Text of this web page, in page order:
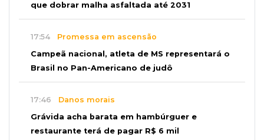
que dobrar malha asfaltada até 2031
17:54 Promessa em ascensão
Campeã nacional, atleta de MS representará o
Brasil no Pan-Americano de judô
17:46 Danos morais
Grávida acha barata em hambúrguer e
restaurante terá de pagar R$ 6 mil